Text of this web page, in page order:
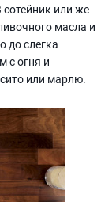
сотейник или же
масла и
до слегка
с огня и
или марлю.